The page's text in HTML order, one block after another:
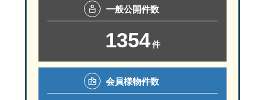
O様お気に入りは、LDKに設けられた大きな吹抜け。
「実際に住んでみると、リビングの吹抜けから入る光がとても気
一般公開件数
1354 件
会員様物件数